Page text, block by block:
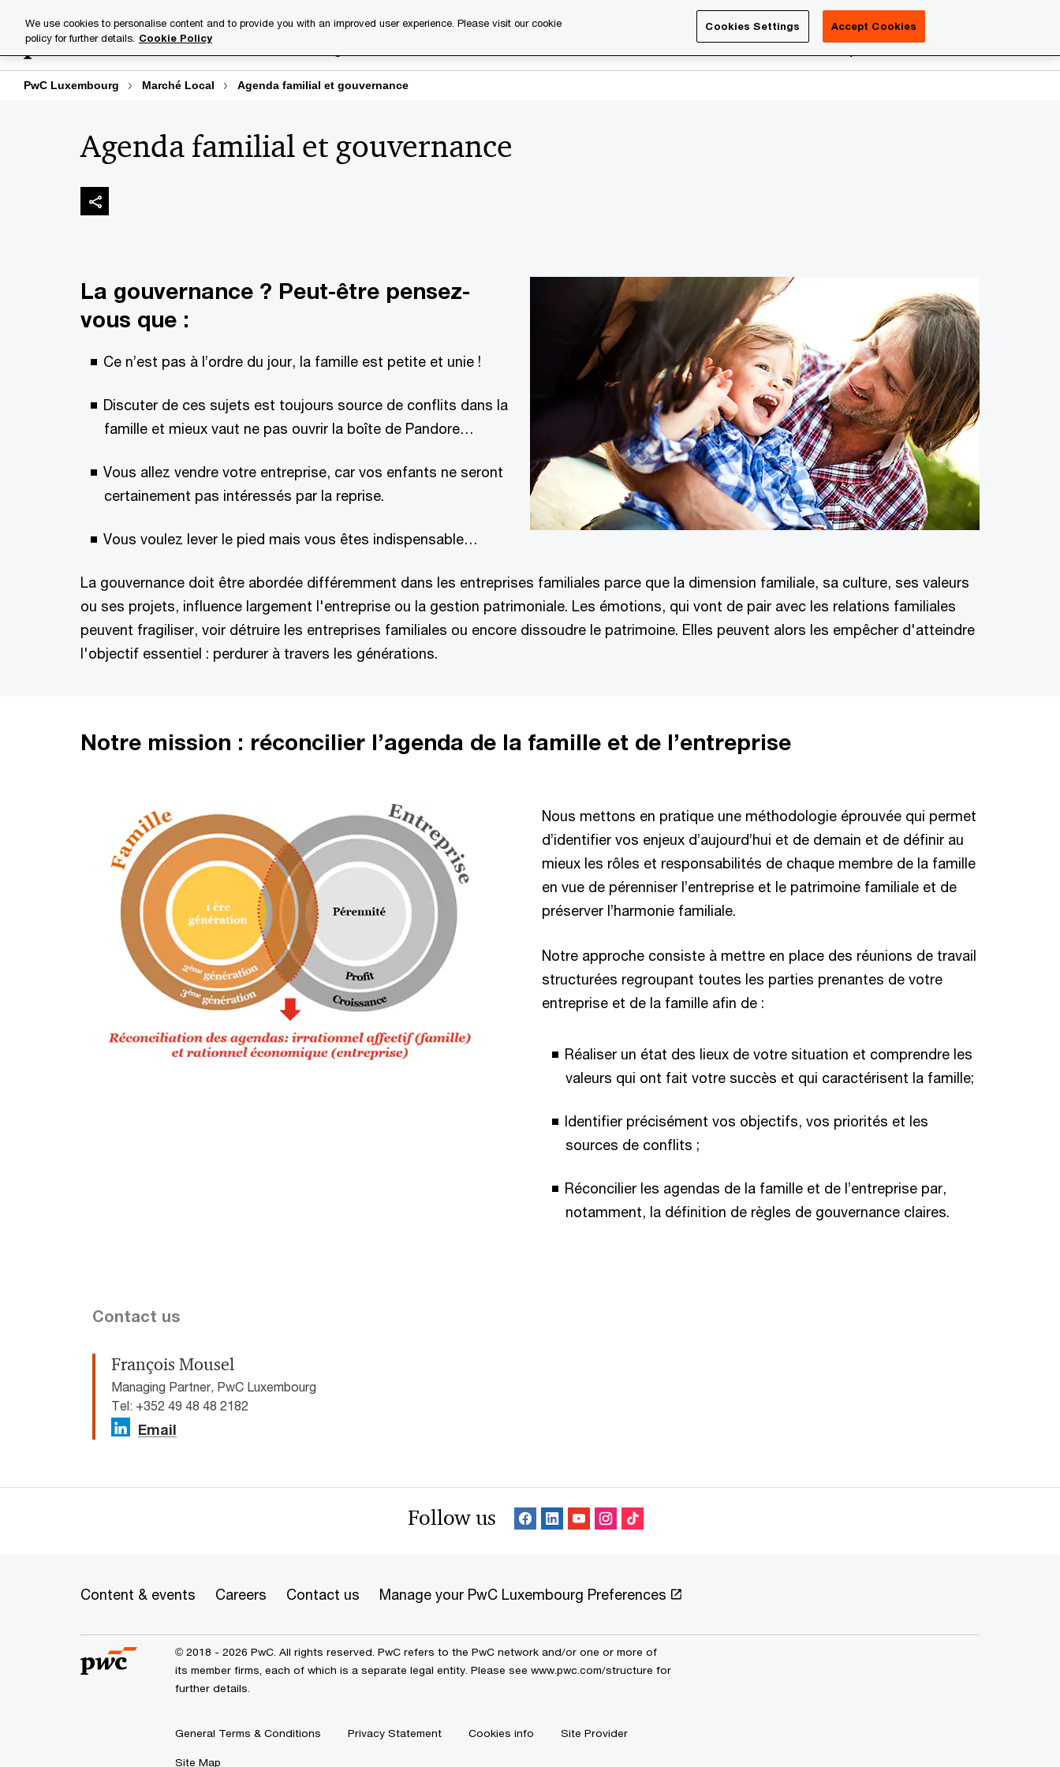
content
footer
Industries PwC Careers PwC Academy More
PwC Luxembourg Marché Local Agenda familial et gouvernance
Agenda familial et gouvernance
La gouvernance ? Peut-être pensez-
vous que :
Ce n’est pas à l’ordre du jour, la famille est petite et unie !
Discuter de ces sujets est toujours source de conflits dans la
famille et mieux vaut ne pas ouvrir la boîte de Pandore…
Vous allez vendre votre entreprise, car vos enfants ne seront
certainement pas intéressés par la reprise.
Vous voulez lever le pied mais vous êtes indispensable…
La gouvernance doit être abordée différemment dans les entreprises familiales parce que la dimension familiale, sa culture, ses valeurs
ou ses projets, influence largement l'entreprise ou la gestion patrimoniale. Les émotions, qui vont de pair avec les relations familiales
peuvent fragiliser, voir détruire les entreprises familiales ou encore dissoudre le patrimoine. Elles peuvent alors les empêcher d'atteindre
l'objectif essentiel : perdurer à travers les générations.
Notre mission : réconcilier l’agenda de la famille et de l’entreprise
Nous mettons en pratique une méthodologie éprouvée qui permet
d’identifier vos enjeux d’aujourd’hui et de demain et de définir au
mieux les rôles et responsabilités de chaque membre de la famille
en vue de pérenniser l’entreprise et le patrimoine familiale et de
préserver l’harmonie familiale.
Notre approche consiste à mettre en place des réunions de travail
structurées regroupant toutes les parties prenantes de votre
entreprise et de la famille afin de :
Réaliser un état des lieux de votre situation et comprendre les
valeurs qui ont fait votre succès et qui caractérisent la famille;
Identifier précisément vos objectifs, vos priorités et les
sources de conflits ;
Réconcilier les agendas de la famille et de l’entreprise par,
notamment, la définition de règles de gouvernance claires.
Contact us
François Mousel
Managing Partner, PwC Luxembourg
Tel: +352 49 48 48 2182
Email
Follow us
Content & events Careers Contact us Manage your PwC Luxembourg Preferences
© 2018 - 2026 PwC. All rights reserved. PwC refers to the PwC network and/or one or more of
its member firms, each of which is a separate legal entity. Please see www.pwc.com/structure for
further details.
General Terms & Conditions Privacy Statement Cookies info Site Provider
Site Map
We use cookies to personalise content and to provide you with an improved user experience. Please visit our cookie
policy for further details. Cookie Policy
Cookies Settings Accept Cookies